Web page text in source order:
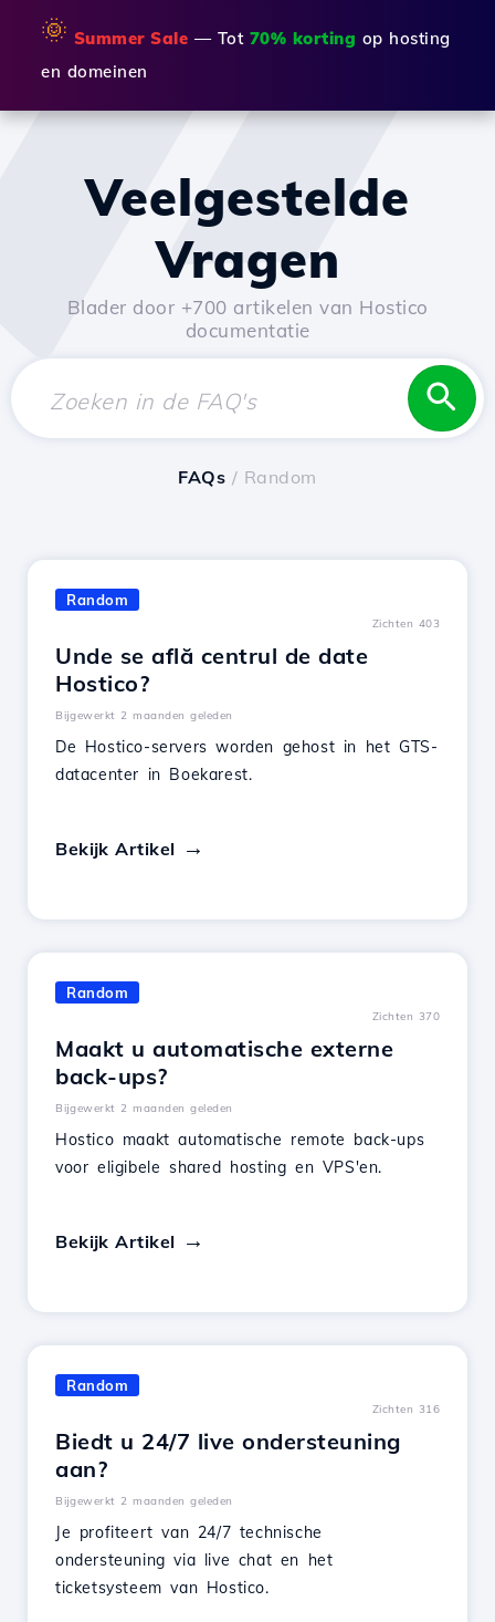
🌞 Summer Sale — Tot 70% korting op hosting
en domeinen
Veelgestelde
Vragen
Blader door +700 artikelen van Hostico
documentatie
FAQs / Random
Random
Zichten 403
Unde se află centrul de date
Hostico?
Bijgewerkt 2 maanden geleden
De Hostico-servers worden gehost in het GTS-
datacenter in Boekarest.
Bekijk Artikel
Random
Zichten 370
Maakt u automatische externe
back-ups?
Bijgewerkt 2 maanden geleden
Hostico maakt automatische remote back-ups
voor eligibele shared hosting en VPS'en.
Bekijk Artikel
Random
Zichten 316
Biedt u 24/7 live ondersteuning
aan?
Bijgewerkt 2 maanden geleden
Je profiteert van 24/7 technische
ondersteuning via live chat en het
ticketsysteem van Hostico.